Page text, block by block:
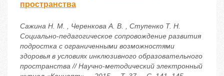
пространства
Сажина Н. М. , Черенкова А. В. , Ступенко Т. Н.
Социально-педагогическое сопровождение развития
подростка с ограниченными возможностями
здоровья в условиях инклюзивного образовательного
пространства // Научно-методический электронный